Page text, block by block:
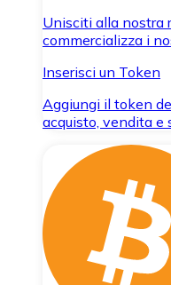
Unisciti alla nostra
commercializza i
Inserisci un Token
Aggiungi il token
acquisto, vendita e